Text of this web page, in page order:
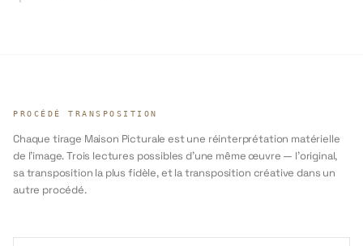
PROCÉDÉ TRANSPOSITION
Chaque tirage Maison Picturale est une réinterprétation matérielle
de l'image. Trois lectures possibles d'une même œuvre — l'original,
sa transposition la plus fidèle, et la transposition créative dans un
autre procédé.